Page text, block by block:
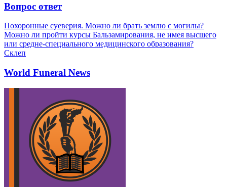
Вопрос ответ
Похоронные суеверия. Можно ли брать землю с могилы?
Можно ли пройти курсы Бальзамирования, не имея высшего
или средне-специального медицинского образования?
Склеп
World Funeral News